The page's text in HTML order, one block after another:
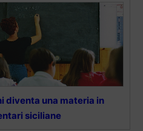
diventa una materia in
siciliane